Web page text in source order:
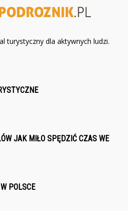
turystyczny dla aktywnych ludzi.
JAK MIŁO SPĘDZIĆ CZAS WE
POLSCE